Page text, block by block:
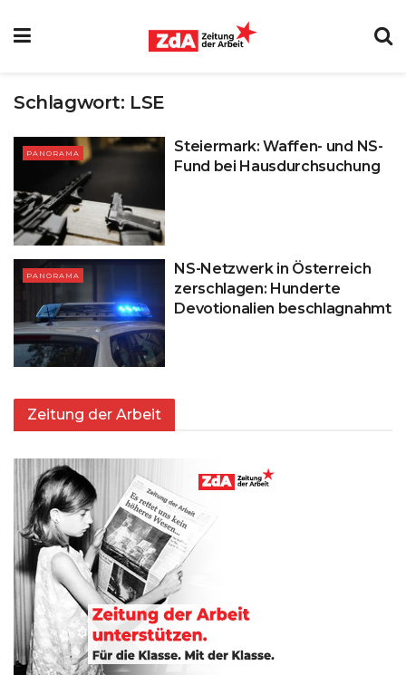
Schlagwort: LSE
PANORAMA
Steiermark: Waffen- und NS-
Fund bei Hausdurchsuchung
PANORAMA
NS-Netzwerk in Österreich
zerschlagen: Hunderte
Devotionalien beschlagnahmt
Zeitung der Arbeit